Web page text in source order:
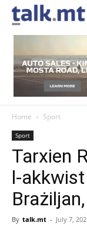
Home Sport
Sport
Tarxien
l-
By talk.mt - July 7,